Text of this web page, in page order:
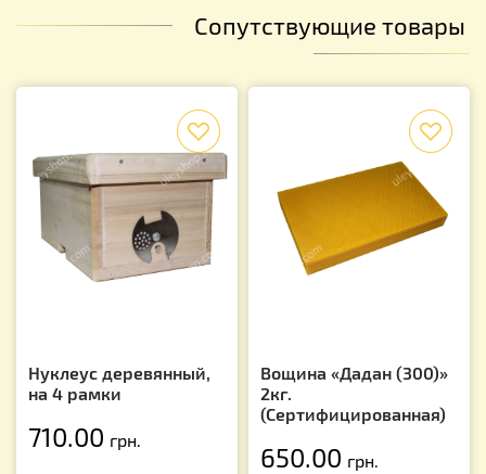
Сопутствующие товары
Нуклеус деревянный,
на 4 рамки
710.00 грн.
Вощина «Дадан (300)»
2кг.
(Сертифицированная)
650.00 грн.